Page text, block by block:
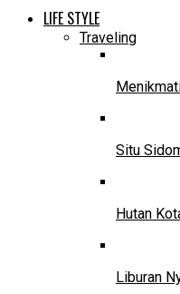
LIFE STYLE
Traveling
Situ
Hutan
Liburan